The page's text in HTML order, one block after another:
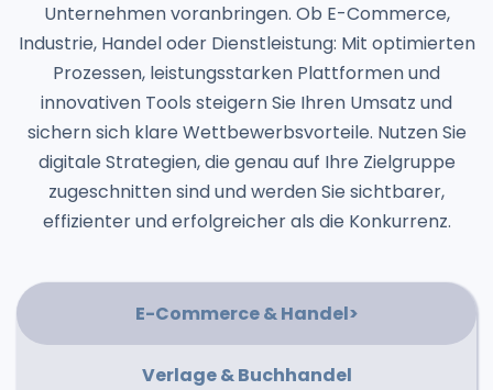
Unternehmen voranbringen. Ob E-Commerce,
Industrie, Handel oder Dienstleistung: Mit optimierten
Prozessen, leistungsstarken Plattformen und
innovativen Tools steigern Sie Ihren Umsatz und
sichern sich klare Wettbewerbsvorteile. Nutzen Sie
digitale Strategien, die genau auf Ihre Zielgruppe
zugeschnitten sind und werden Sie sichtbarer,
effizienter und erfolgreicher als die Konkurrenz.
E-Commerce & Handel>
Verlage & Buchhandel